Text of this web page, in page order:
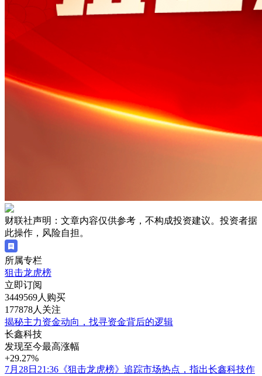
财联社声明：文章内容仅供参考，不构成投资建议。投资者据
此操作，风险自担。
所属专栏
狙击龙虎榜
立即订阅
3449569人购买
177878人关注
揭秘主力资金动向，找寻资金背后的逻辑
长鑫科技
发现至今最高涨幅
+29.27%
7月28日21:36《狙击龙虎榜》追踪市场热点，指出长鑫科技作